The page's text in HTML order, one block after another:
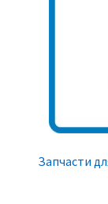
Запчасти